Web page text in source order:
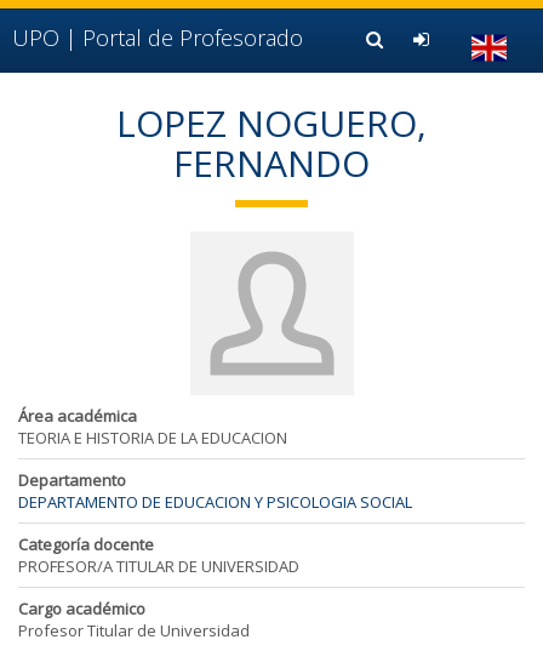
Ir al contenido principal de la página (alt + s)
Ir a la cabecera de la página (alt + c)
Ir al pie de la página (alt + p)
Ir al menú principal (alt + u)
UPO | Portal de Profesorado
LOPEZ NOGUERO,
FERNANDO
Área académica
TEORIA E HISTORIA DE LA EDUCACION
Departamento
DEPARTAMENTO DE EDUCACION Y PSICOLOGIA SOCIAL
Categoría docente
PROFESOR/A TITULAR DE UNIVERSIDAD
Cargo académico
Profesor Titular de Universidad